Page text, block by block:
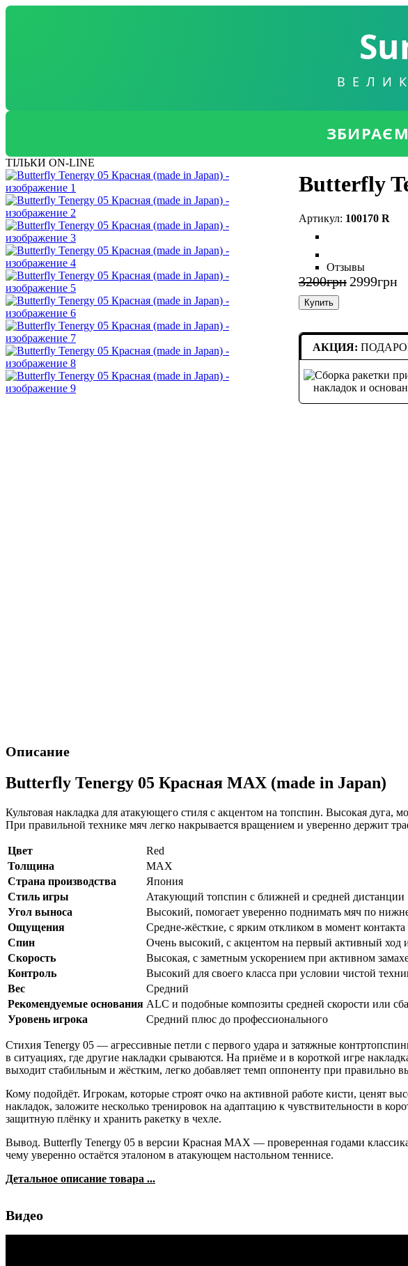
ТІЛЬКИ ON-LINE
Butterfly
100170 R
Отзывы
3200грн 2999грн
Купить
АКЦИЯ:
Описание
Butterfly Tenergy 05 Красная MAX (made in Japan)
Культовая накладка для атакующего стиля с акцентом на топспин. Высокая
При правильной технике мяч легко накрывается вращением и уверенно держит
Цвет
Red
Толщина
MAX
Страна производства
Япония
Стиль игры
Атакующий топспин с ближней и средней дистанции
Угол выноса
Высокий, помогает уверенно поднимать мяч по
Ощущения
Средне-жёсткие, с ярким откликом в момент контакта
Спин
Очень высокий, с акцентом на первый активный ход
Скорость
Высокая, с заметным ускорением при активном
Контроль
Высокий для своего класса при условии чистой
Вес
Средний
Рекомендуемые основания ALC и подобные композиты средней скорости или
Уровень игрока
Средний плюс до профессионального
Стихия Tenergy 05 — агрессивные петли с первого удара и затяжные
в ситуациях, где другие накладки срываются. На приёме и в короткой игре
выходит стабильным и жёстким, легко добавляет темп оппоненту при
Кому подойдёт. Игрокам, которые строят очко на активной работе кисти, ценят
накладок, заложите несколько тренировок на адаптацию к чувствительности в
защитную плёнку и хранить ракетку в чехле.
Вывод. Butterfly Tenergy 05 в версии Красная MAX — проверенная годами
чему уверенно остаётся эталоном в атакующем настольном теннисе.
Детальное описание товара ...
Видео